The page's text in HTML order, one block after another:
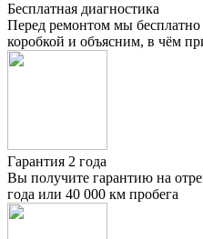
Бесплатная диагностика
Перед ремонтом мы
коробкой и объясним, в чём
Гарантия 2 года
Вы получите гарантию на
года или 40 000 км пробега